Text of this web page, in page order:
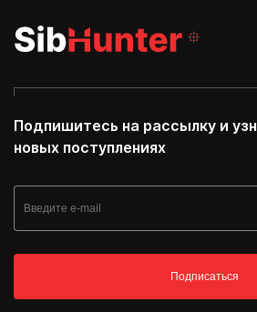
Подпишитесь на рассылку и
новых поступлениях
Подписаться